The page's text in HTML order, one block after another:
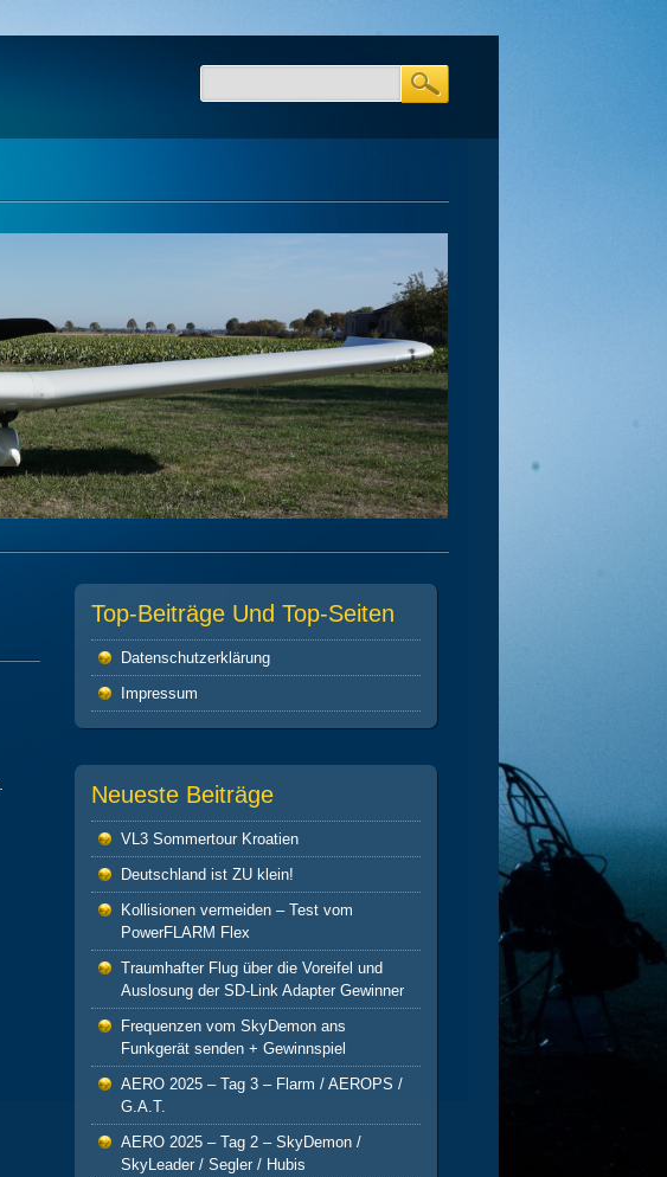
Top-Beiträge Und Top-Seiten
Datenschutz­erklärung
Impressum
Neueste Beiträge
VL3 Sommertour Kroatien
Deutschland ist ZU klein!
Kollisionen vermeiden – Test vom
PowerFLARM Flex
Traumhafter Flug über die Voreifel und
Auslosung der SD-Link Adapter Gewinner
Frequenzen vom SkyDemon ans
Funkgerät senden + Gewinnspiel
AERO 2025 – Tag 3 – Flarm / AEROPS /
G.A.T.
AERO 2025 – Tag 2 – SkyDemon /
SkyLeader / Segler / Hubis